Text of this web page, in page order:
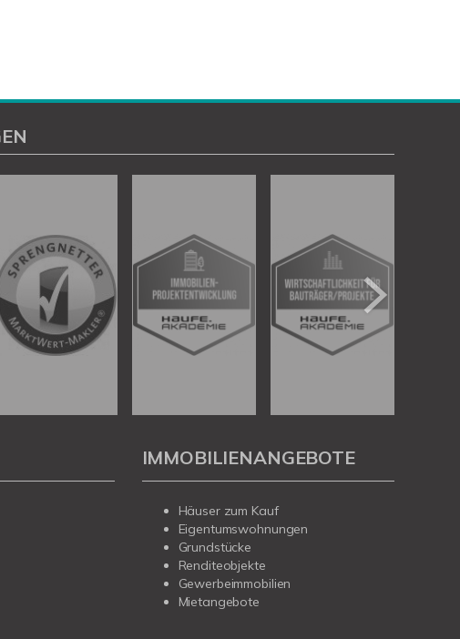
IMMOBILIENANGEBOTE
Häuser zum Kauf
Eigentumswohnungen
Grundstücke
Renditeobjekte
Gewerbeimmobilien
Mietangebote